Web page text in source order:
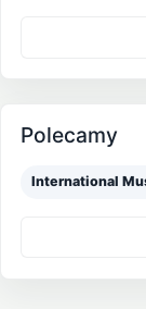
Polecamy
International